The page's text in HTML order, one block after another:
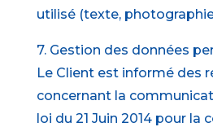
utilisé (texte,
7. Gestion des données
Le Client est informé des
concernant la
loi du 21 Juin 2014 pour la